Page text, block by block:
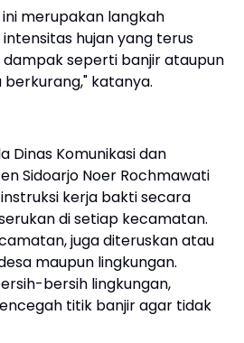
merupakan langkah
hujan yang terus
seperti banjir ataupun
katanya.
Dinas Komunikasi dan
Sidoarjo Noer Rochmawati
kerja bakti secara
di setiap kecamatan.
juga diteruskan atau
maupun lingkungan.
bersih lingkungan,
titik banjir agar tidak